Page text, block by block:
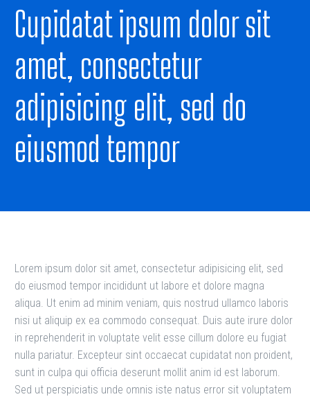
Cupidatat ipsum dolor sit
amet, consectetur
adipisicing elit, sed do
eiusmod tempor
Lorem ipsum dolor sit amet, consectetur adipisicing elit, sed
do eiusmod tempor incididunt ut labore et dolore magna
aliqua. Ut enim ad minim veniam, quis nostrud ullamco laboris
nisi ut aliquip ex ea commodo consequat. Duis aute irure dolor
in reprehenderit in voluptate velit esse cillum dolore eu fugiat
nulla pariatur. Excepteur sint occaecat cupidatat non proident,
sunt in culpa qui officia deserunt mollit anim id est laborum.
Sed ut perspiciatis unde omnis iste natus error sit voluptatem